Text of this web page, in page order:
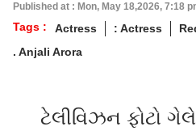
Published at : Mon, May 18,2026, 7:18
Tags : Actress : Actress
. Anjali Arora
ટેલીવિઝન ફોટો